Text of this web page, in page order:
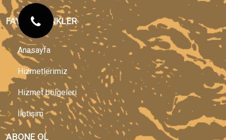
FAYDALI LINKLER
Anasayfa
Hizmetlerimiz
Hizmet bölgeleri
İletişim
ABONE OL